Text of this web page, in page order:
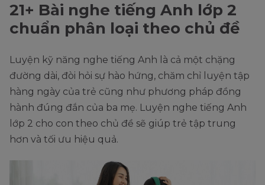
21+ Bài nghe tiếng Anh lớp 2
chuẩn phân loại theo chủ đề
Luyện kỹ năng nghe tiếng Anh là cả một chặng
đường dài, đòi hỏi sự hào hứng, chăm chỉ luyện tập
hàng ngày của trẻ cũng như phương pháp đồng
hành đúng đắn của ba mẹ. Luyện nghe tiếng Anh
lớp 2 cho con theo chủ đề sẽ giúp trẻ tập trung
hơn và tối ưu hiệu quả.